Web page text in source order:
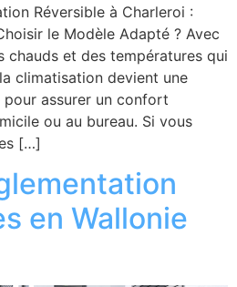
Réversible à Charleroi :
le Modèle Adapté ? Avec
chauds et des températures qui
climatisation devient une
assurer un confort
ou au bureau. Si vous
[…]
en Wallonie